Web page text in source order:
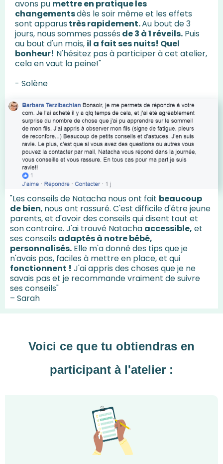
avons pu mettre en pratique les
changementsdès le soir même et les effets
sont apparus très rapidement.Au bout de 3
jours, nous sommes passés de 3 à 1 réveils. Puis
au bout d'un mois, il a fait ses nuits! Quel
bonheur! N'hésitez pas à participer à cet atelier,
cela en vaut la peine!"
- Solène
"Les conseils de Natacha nous ont fait beaucoup
de bien, nous ont rassuré. C'est difficile d'être jeune
parents, et d'avoir des conseils qui disent tout et
son contraire. J'ai trouvé Natacha accessible, et
ses conseils adaptés à notre bébé,
personnalisés. Elle m'a donné des tips que je
n'avais pas, faciles à mettre en place, et qui
fonctionnent ! J'ai appris des choses que je ne
savais pas et je recommande vraiment de suivre
ses conseils"
– Sarah
Voici ce que tu obtiendras en
participant à l'atelier :